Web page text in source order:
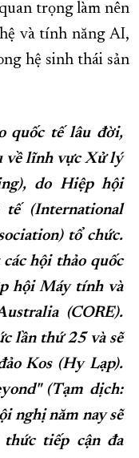
trọng làm nên
và tính năng AI,
hệ sinh thái sản
quốc tế lâu đời,
về lĩnh vực Xử lý
do Hiệp hội
(International
tổ chức.
hội thảo quốc
hội Máy tính và
(CORE).
lần thứ 25 và sẽ
Kos (Hy Lạp).
(Tạm dịch:
nghị năm nay sẽ
tiếp cận đa